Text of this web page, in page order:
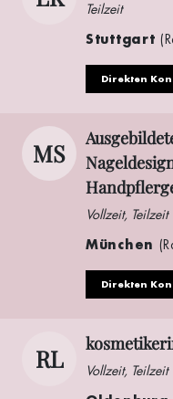
Teilzeit
Stuttgart
Direkten
MS
Vollzeit, Teilzeit
München
Direkten
RL Vollzeit, Teilzeit